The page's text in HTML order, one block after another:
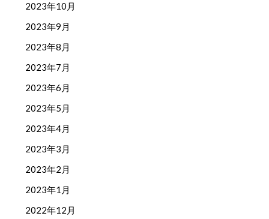
2023年10月
2023年9月
2023年8月
2023年7月
2023年6月
2023年5月
2023年4月
2023年3月
2023年2月
2023年1月
2022年12月